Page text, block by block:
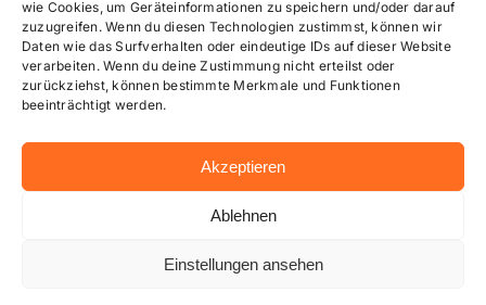
wie Cookies, um Geräteinformationen zu speichern und/oder darauf
zuzugreifen. Wenn du diesen Technologien zustimmst, können wir
Daten wie das Surfverhalten oder eindeutige IDs auf dieser Website
verarbeiten. Wenn du deine Zustimmung nicht erteilst oder
zurückziehst, können bestimmte Merkmale und Funktionen
beeinträchtigt werden.
Akzeptieren
Ablehnen
Einstellungen ansehen
Cookie-Richtlinie (EU)
Mediendaten
© 2026 - Wiesbadenaktuell ...online besser informiert!